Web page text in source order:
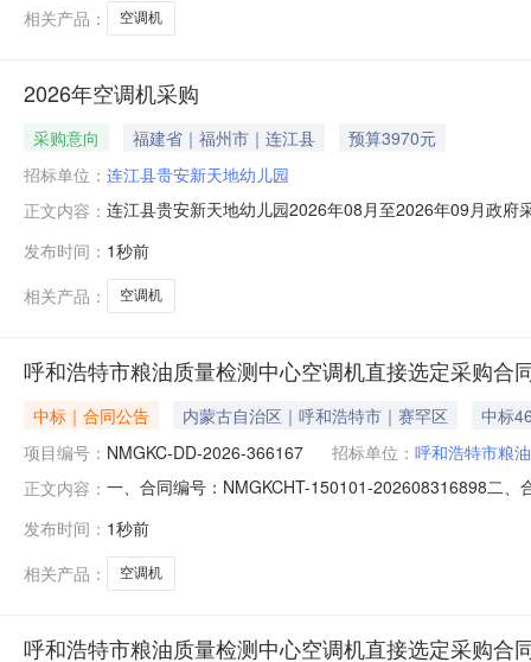
相关产品：
空调机
2026年空调机采购
采购意向 福建省｜福州市｜连江县
预算3970元
招标单位： 连江县贵安新天地幼儿园
正文内容： 连江县贵安新天地幼儿园2026年08月至2026年09月政
购采购数量:1.0000台主要功能或目标:壁挂式空调一台
发布时间： 1秒前
相关产品：
空调机
呼和浩特市粮油质量检测中心空调机直接选定采购合
中标｜合同公告 内蒙古自治区｜呼和浩特市｜赛罕区
中标
项目编号： NMGKC-DD-2026-366167 招标单位： 呼和浩特市粮
正文内容： 一、合同编号：NMGKCHT-150101-202608316898二
13134713131供应商（乙方）：内蒙古迅翔电子科技有
发布时间： 1秒前
相关产品：
空调机
呼和浩特市粮油质量检测中心空调机直接选定采购合